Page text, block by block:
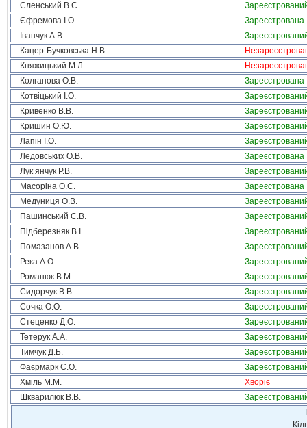
Єленський В.Є.
Єфремова І.О.
Зареєстрована
Іванчук А.В.
Кацер-Бучковська Н.В.
Княжицький М.Л.
Колганова О.В.
Зареєстрована
Котвіцький І.О.
Кривенко В.В.
Кришин О.Ю.
Лапін І.О.
Ледовських О.В.
Зареєстрована
Лук’янчук Р.В.
Масоріна О.С.
Зареєстрована
Медуниця О.В.
Пашинський С.В.
Підберезняк В.І.
Помазанов А.В.
Река А.О.
Романюк В.М.
Сидорчук В.В.
Сочка О.О.
Стеценко Д.О.
Тетерук А.А.
Тимчук Д.Б.
Фаєрмарк С.О.
Хміль М.М.
Хворіє
Шкварилюк В.В.